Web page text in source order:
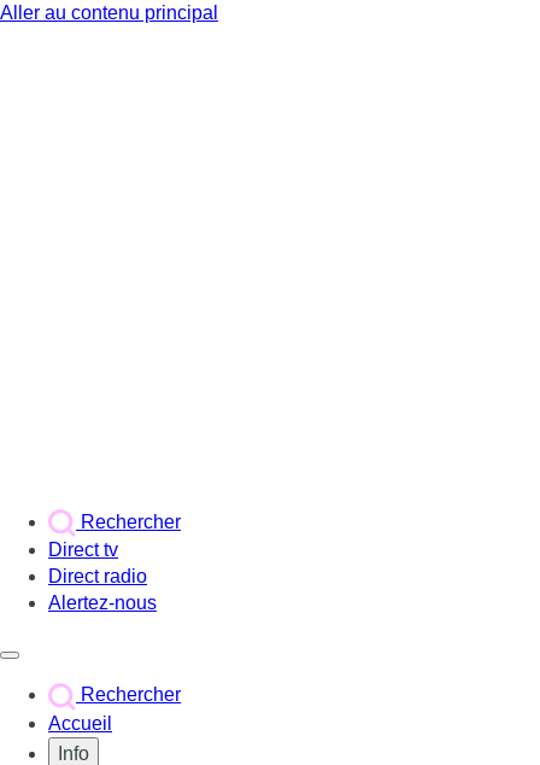
Aller au contenu principal
Rechercher
Direct tv
Direct radio
Alertez-nous
Rechercher
Accueil
Info